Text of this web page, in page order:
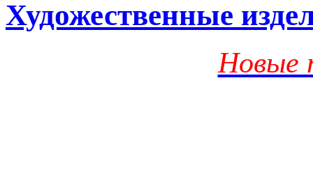
Художественные
Новые